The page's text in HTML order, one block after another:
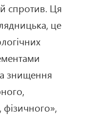
спротив. Ця
це
знищення